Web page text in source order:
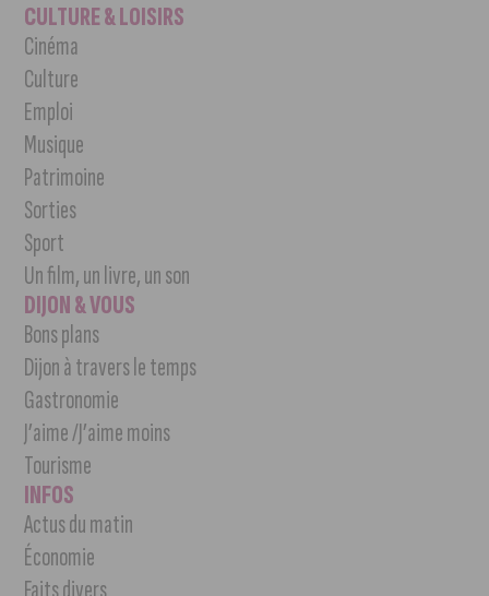
CULTURE & LOISIRS
Cinéma
Culture
Emploi
Musique
Patrimoine
Sorties
Sport
Un film, un livre, un son
DIJON & VOUS
Bons plans
Dijon à travers le temps
Gastronomie
J’aime /J’aime moins
Tourisme
INFOS
Actus du matin
Économie